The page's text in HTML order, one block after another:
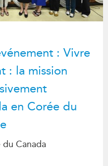
: Vivre
: la mission
en Corée du
Canada